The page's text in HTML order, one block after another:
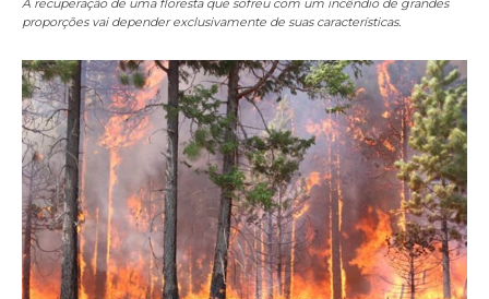
A recuperação de uma floresta que sofreu com um incêndio de grandes
proporções vai depender exclusivamente de suas características.